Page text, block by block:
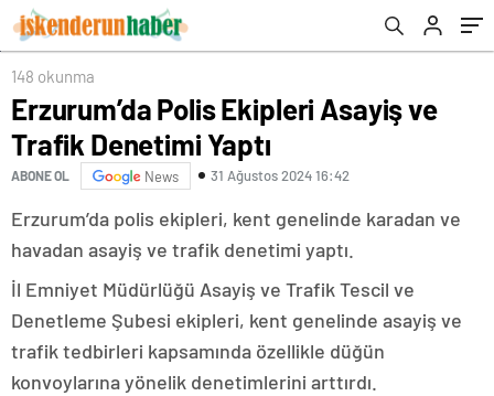
148 okunma
Erzurum’da Polis Ekipleri Asayiş ve
Trafik Denetimi Yaptı
ABONE OL News 31 Ağustos 2024 16:42
Erzurum’da polis ekipleri, kent genelinde karadan ve
havadan asayiş ve trafik denetimi yaptı.
İl Emniyet Müdürlüğü Asayiş ve Trafik Tescil ve
Denetleme Şubesi ekipleri, kent genelinde asayiş ve
trafik tedbirleri kapsamında özellikle düğün
konvoylarına yönelik denetimlerini arttırdı.